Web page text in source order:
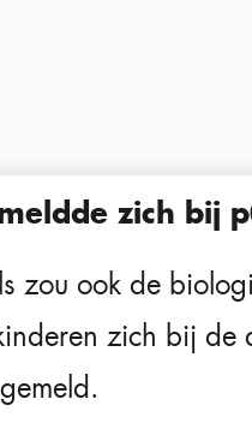
zich bij
zou ook de
zich bij de